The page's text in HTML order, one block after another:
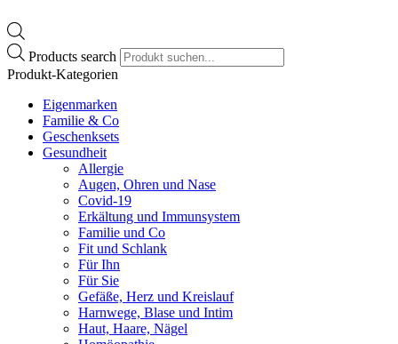
Products search
Produkt-Kategorien
Eigenmarken
Familie & Co
Geschenksets
Gesundheit
Allergie
Augen, Ohren und Nase
Covid-19
Erkältung und Immunsystem
Familie und Co
Fit und Schlank
Für Ihn
Für Sie
Gefäße, Herz und Kreislauf
Harnwege, Blase und Intim
Haut, Haare, Nägel